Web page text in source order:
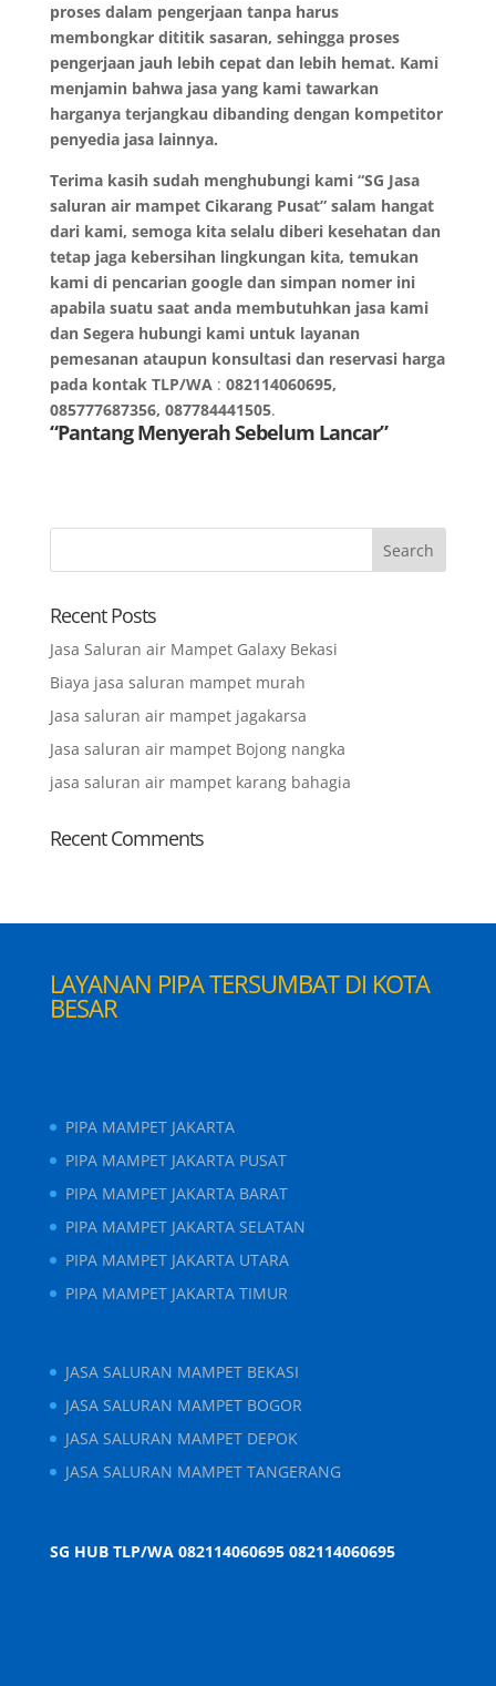
proses dalam pengerjaan tanpa harus
membongkar dititik sasaran, sehingga proses
pengerjaan jauh lebih cepat dan lebih hemat. Kami
menjamin bahwa jasa yang kami tawarkan
harganya terjangkau dibanding dengan kompetitor
penyedia jasa lainnya.
Terima kasih sudah menghubungi kami “SG Jasa
saluran air mampet Cikarang Pusat” salam hangat
dari kami, semoga kita selalu diberi kesehatan dan
tetap jaga kebersihan lingkungan kita, temukan
kami di pencarian google dan simpan nomer ini
apabila suatu saat anda membutuhkan jasa kami
dan Segera hubungi kami untuk layanan
pemesanan ataupun konsultasi dan reservasi harga
pada kontak TLP/WA : 082114060695,
085777687356, 087784441505.
“Pantang Menyerah Sebelum Lancar”
Recent Posts
Jasa Saluran air Mampet Galaxy Bekasi
Biaya jasa saluran mampet murah
Jasa saluran air mampet jagakarsa
Jasa saluran air mampet Bojong nangka
jasa saluran air mampet karang bahagia
Recent Comments
LAYANAN PIPA TERSUMBAT DI KOTA
BESAR
PIPA MAMPET JAKARTA
PIPA MAMPET JAKARTA PUSAT
PIPA MAMPET JAKARTA BARAT
PIPA MAMPET JAKARTA SELATAN
PIPA MAMPET JAKARTA UTARA
PIPA MAMPET JAKARTA TIMUR
JASA SALURAN MAMPET BEKASI
JASA SALURAN MAMPET BOGOR
JASA SALURAN MAMPET DEPOK
JASA SALURAN MAMPET TANGERANG
SG HUB TLP/WA 082114060695 082114060695